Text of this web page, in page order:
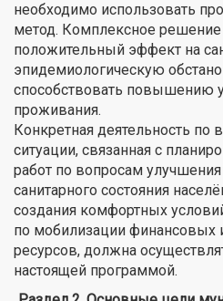
необходимо использовать
метод. Комплексное
положительный эффект на
эпидемиологическую
способствовать повышению
проживания.
Конкретная деятельность
ситуации, связанная с
работ по вопросам улучшения
санитарного состояния
создания комфортных
по мобилизации финансовых
ресурсов, должна
настоящей программой.